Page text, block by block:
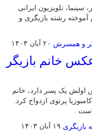
سینما، تلویزیون ایرانی
او دانش ‌آموخته رشته بازیگری و
۲۰ آبان ۱۴۰۳
خانم بازیگر
اولش یک پسر دارد، خانم
اعلام کرد که با کامبوزیا پرتوی ازدواج کرد.
۱۹ آبان ۱۴۰۳